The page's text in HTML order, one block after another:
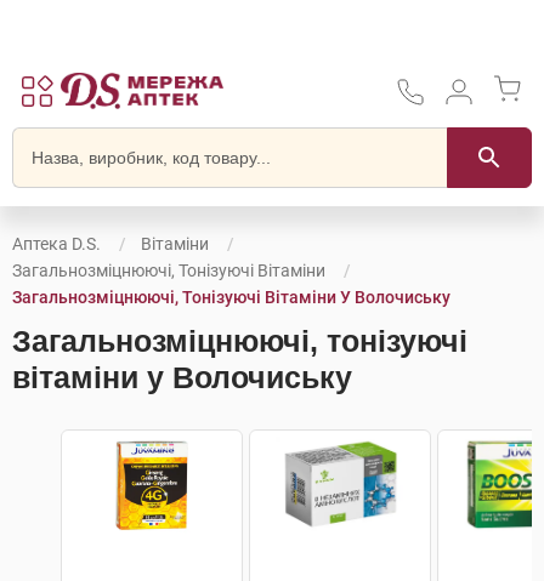
Аптека D.S.
Вітаміни
Загальнозміцнюючі, Тонізуючі Вітаміни
Загальнозміцнюючі, Тонізуючі Вітаміни У Волочиську
Загальнозміцнюючі, тонізуючі
вітаміни у Волочиську